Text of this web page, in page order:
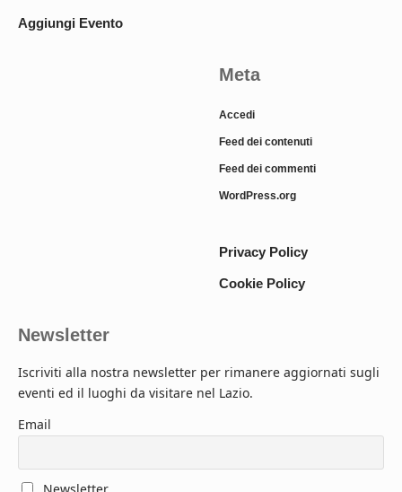
Aggiungi Evento
Meta
Accedi
Feed dei contenuti
Feed dei commenti
WordPress.org
Privacy Policy
Cookie Policy
Newsletter
Iscriviti alla nostra newsletter per rimanere aggiornati sugli
eventi ed il luoghi da visitare nel Lazio.
Email